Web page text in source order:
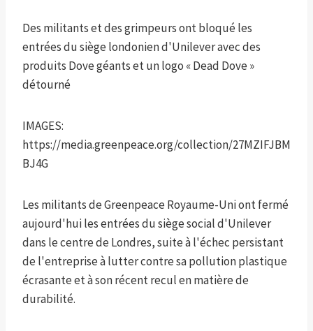
Des militants et des grimpeurs ont bloqué les
entrées du siège londonien d'Unilever avec des
produits Dove géants et un logo « Dead Dove »
détourné
IMAGES:
https://media.greenpeace.org/collection/27MZIFJBM
BJ4G
Les militants de Greenpeace Royaume-Uni ont fermé
aujourd'hui les entrées du siège social d'Unilever
dans le centre de Londres, suite à l'échec persistant
de l'entreprise à lutter contre sa pollution plastique
écrasante et à son récent recul en matière de
durabilité.